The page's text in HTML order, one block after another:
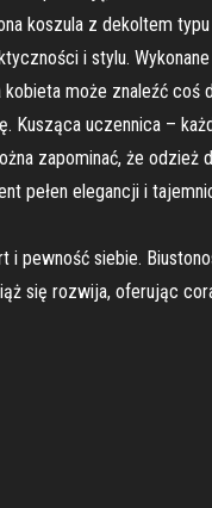
koszula z dekoltem
i stylu.
może znaleźć
Kusząca uczennica –
zapominać, że odzież
pełen elegancji i
pewność siebie.
się rozwija, oferując